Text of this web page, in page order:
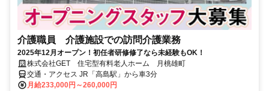
介護職員 介護施設での訪問介護業務
2025年12月オープン！初任者研修修了なら未経験もOK！
株式会社GET 住宅型有料老人ホーム 月桃雄町
交通・アクセス JR「高島駅」から車3分
月給233,000円～260,000円